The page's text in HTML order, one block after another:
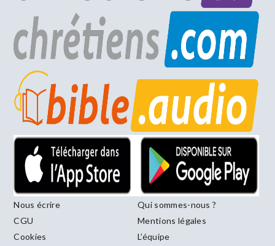
Nous écrire
Qui sommes-nous ?
CGU
Mentions légales
Cookies
L’équipe